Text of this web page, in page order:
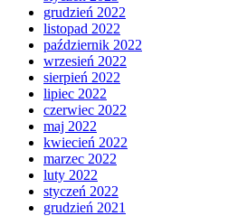
grudzień 2022
listopad 2022
październik 2022
wrzesień 2022
sierpień 2022
lipiec 2022
czerwiec 2022
maj 2022
kwiecień 2022
marzec 2022
luty 2022
styczeń 2022
grudzień 2021